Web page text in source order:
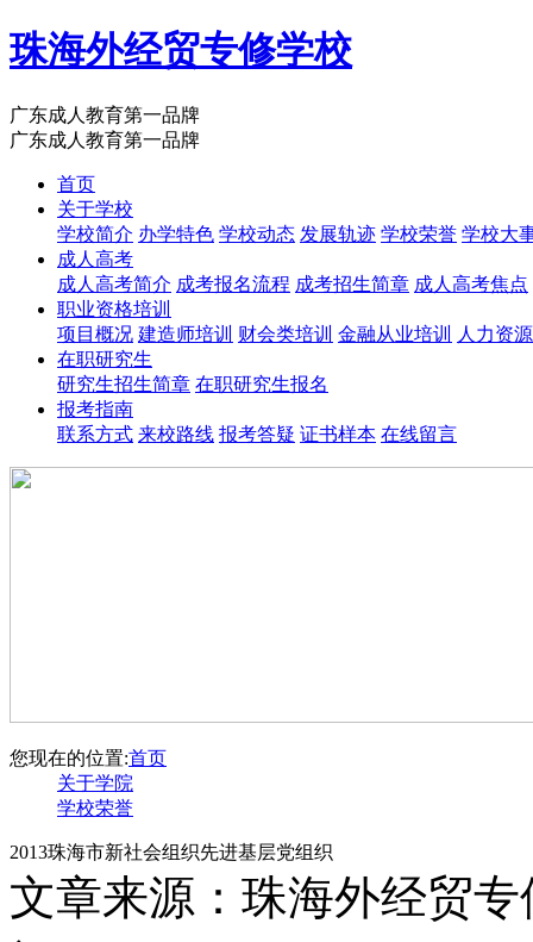
珠海外经贸专修学校
广东成人教育第一品牌
广东成人教育第一品牌
首页
关于学校
学校简介 办学特色 学校动态 发展轨迹 学校荣誉 学校大
成人高考
成人高考简介 成考报名流程 成考招生简章 成人高考焦点
职业资格培训
项目概况 建造师培训 财会类培训 金融从业培训
人力资
在职研究生
研究生招生简章 在职研究生报名
报考指南
联系方式 来校路线 报考答疑 证书样本 在线留言
您现在的位置:首页
关于学院
学校荣誉
2013珠海市新社会组织先进基层党组织
文章来源：珠海外经贸